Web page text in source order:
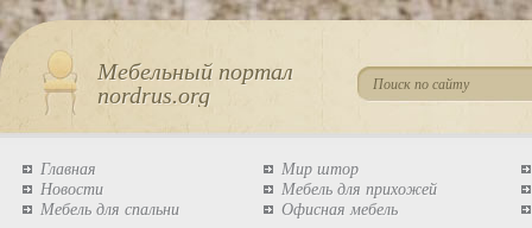
Мебельный портал
nordrus.org
Главная
Новости
Мебель для спальни
Мир штор
Мебель для прихожей
Офисная мебель